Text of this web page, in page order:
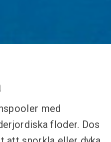
med
floder. Dos